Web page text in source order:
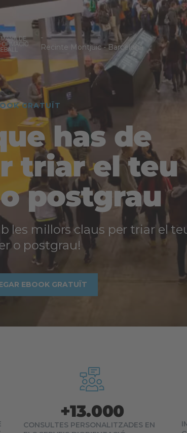
-
Recinte Montjuïc-Barcelona
GRATUÏT
has de
triar el teu
postgrau
les millors claus per triar el
o postgrau!
EBOOK GRATUÏT
CONSULTES PERSONALITZADES EN
+13.000